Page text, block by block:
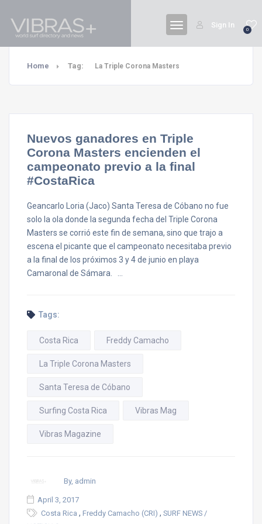
0
Sign In
Home Tag: La Triple Corona Masters
Nuevos ganadores en Triple
Corona Masters encienden el
campeonato previo a la final
#CostaRica
Geancarlo Loria (Jaco) Santa Teresa de Cóbano no fue
solo la ola donde la segunda fecha del Triple Corona
Masters se corrió este fin de semana, sino que trajo a
escena el picante que el campeonato necesitaba previo
a la final de los próximos 3 y 4 de junio en playa
Camaronal de Sámara. …
Tags:
Costa Rica Freddy Camacho
La Triple Corona Masters
Santa Teresa de Cóbano
Surfing Costa Rica Vibras Mag
Vibras Magazine
By, admin
April 3, 2017
Costa Rica , Freddy Camacho (CRI) , SURF NEWS /